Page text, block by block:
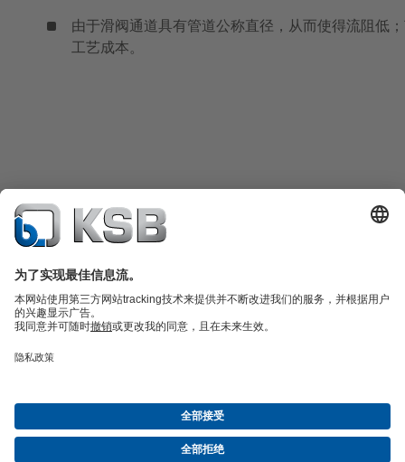
由于滑阀通道具有管道公称直径，从而使得流阻低
工艺成本。
产品目录备件凯士比技术服务购物车软件与技术知识
建筑技术